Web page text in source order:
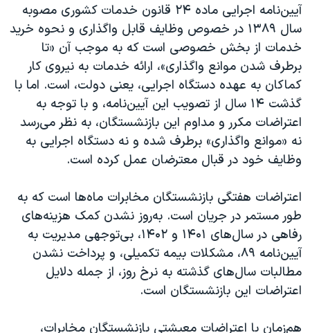
آیین‌نامه اجرایی ماده ۲۴ قانون خدمات کشوری مصوبه
سال ۱۳۸۹ در خصوص وظایف قابل واگذاری و نحوه خرید
خدمات از بخش خصوصی است که به موجب آن «تا
برطرف شدن موانع واگذاری»، ارائه خدمات به نیروی کار
کماکان به عهده دستگاه اجرایی، یعنی دولت، است. اما با
گذشت ۱۴ سال از تصویب این آیین‌نامه، و با توجه به
اعتراضات مکرر و مداوم این بازنشستگان، به نظر می‌رسد
نه «موانع واگذاری» برطرف شده و نه دستگاه اجرایی به
وظایف خود در قبال معترضان عمل کرده است.
اعتراضات هفتگی بازنشستگان مخابرات ماه‌ها است که به
طور مستمر در جریان است. به‌روز نشدن کمک هزینه‌های
رفاهی در سال‌های ۱۴۰۱ و ۱۴۰۲، بی‌توجهی مدیریت به
آیین‌نامه ۸۹، مشکلات بیمه تکمیلی، و پرداخت نشدن
مطالبات سال‌های گذشته به نرخ روز، از جمله دلایل
اعتراضات این بازنشستگان است.
هم‌زمان با اعتراضات معیشتی بازنشستگان مخابرات،